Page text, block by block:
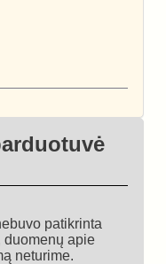
patikrinta
duomenų apie
neturime.